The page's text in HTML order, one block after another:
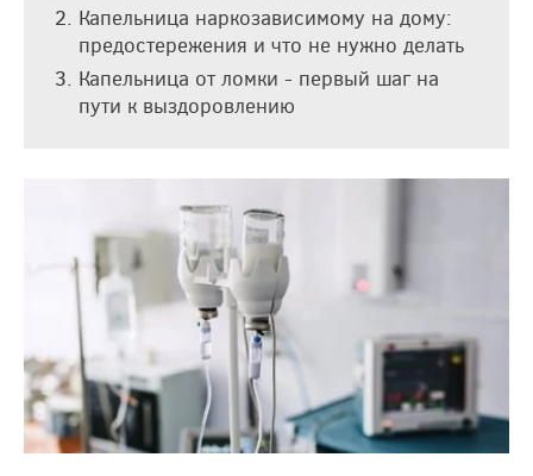
Капельница наркозависимому на дому:
предостережения и что не нужно делать
Капельница от ломки - первый шаг на
пути к выздоровлению